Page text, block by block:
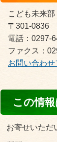
こども未来
〒301-0836
電話：0297-
ファクス：
お問い合わ
ン
テ
ン
この情
お寄せいただ